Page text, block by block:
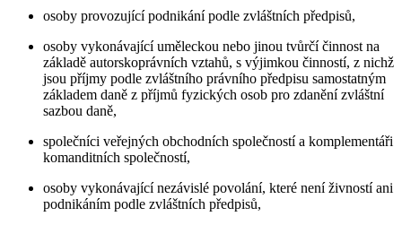
osoby provozující podnikání podle zvláštních předpisů,
osoby vykonávající uměleckou nebo jinou tvůrčí činnost na
základě autorskoprávních vztahů, s výjimkou činností, z nichž
jsou příjmy podle zvláštního právního předpisu samostatným
základem daně z příjmů fyzických osob pro zdanění zvláštní
sazbou daně,
společníci veřejných obchodních společností a komplementáři
komanditních společností,
osoby vykonávající nezávislé povolání, které není živností ani
podnikáním podle zvláštních předpisů,